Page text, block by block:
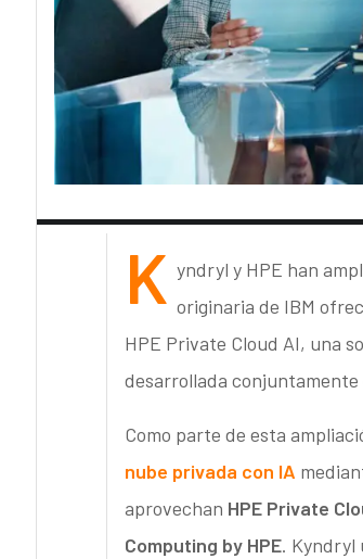
K yndryl y HPE han
originaria de IBM
HPE Private Cloud AI, una
desarrollada conjuntamente
Como parte de esta
nube privada con IA
aprovechan HPE Private
Computing by HPE. Kyndryl